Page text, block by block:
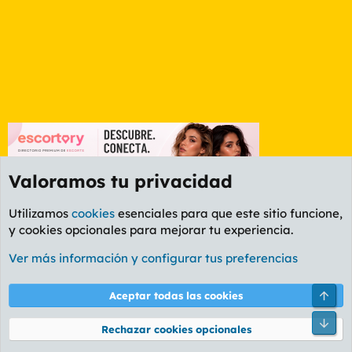
Foro General
Cookies
PL OLDSTYLE AMARILLO
Términos y reglas Política de privacidad Ayuda
Community platform by XenForo® © 2010-2026 XenForo Ltd.
Valoramos tu privacidad
Utilizamos cookies esenciales para que este sitio funcione,
y cookies opcionales para mejorar tu experiencia.
Ver más información y configurar tus preferencias
Aceptar todas las cookies
Rechazar cookies opcionales
Pie